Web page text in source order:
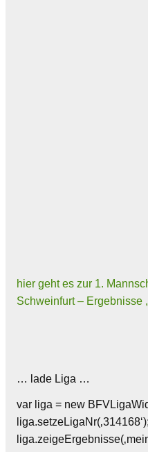
hier geht es zur 1.
Schweinfurt – Ergebnisse
… lade Liga …
var liga = new
liga.setzeLigaNr(‚314168‘);